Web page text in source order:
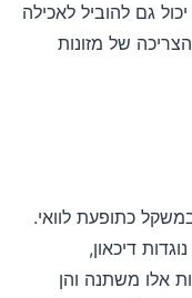
גם להוביל לאכילה
של מזונות
כתופעת לוואי.
דיכאון,
אלו משתנה והן